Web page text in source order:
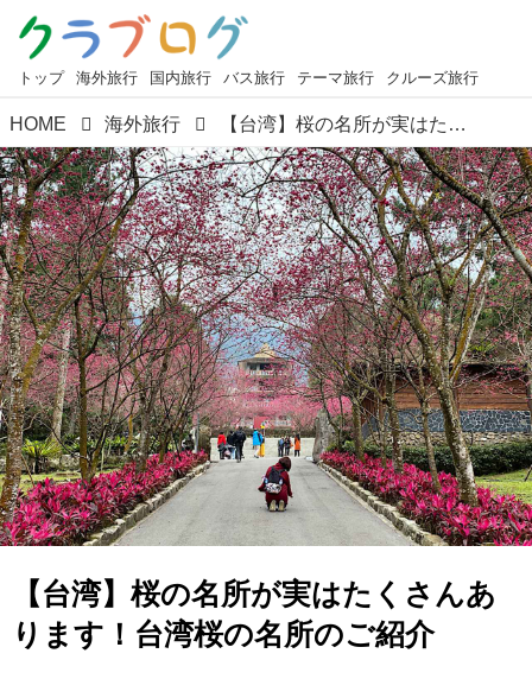
トップ 海外旅行 国内旅行 バス旅行 テーマ旅行 クルーズ旅行
HOME 海外旅行 【台湾】桜の名所が実はたくさんあります！台湾桜の名所のご紹介
【台湾】桜の名所が実はたくさんあ
ります！台湾桜の名所のご紹介